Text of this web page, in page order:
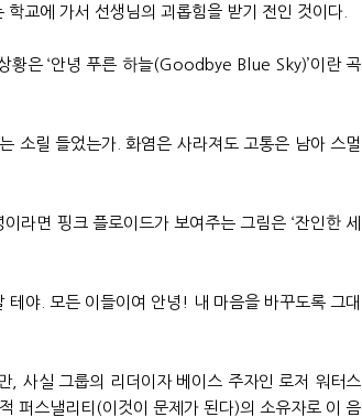
학교에 가서 선생님의 괴롭힘을 받기 전인 것이다.
황은 ‘안녕 푸른 하늘(Goodbye Blue Sky)’이란 곡
소릴 들었는가. 화염은 사라져도 고통은 남아 스멀
라면 핑크 플로이드가 보여주는 그림은 ‘잔인한 세
테야. 모든 이들이여 안녕! 내 마음을 바꾸도록 그대
, 사실 그룹의 리더이자 베이스 주자인 로저 워터스
퍼스낼리티(이것이 문제가 된다)의 소유자로 이 음